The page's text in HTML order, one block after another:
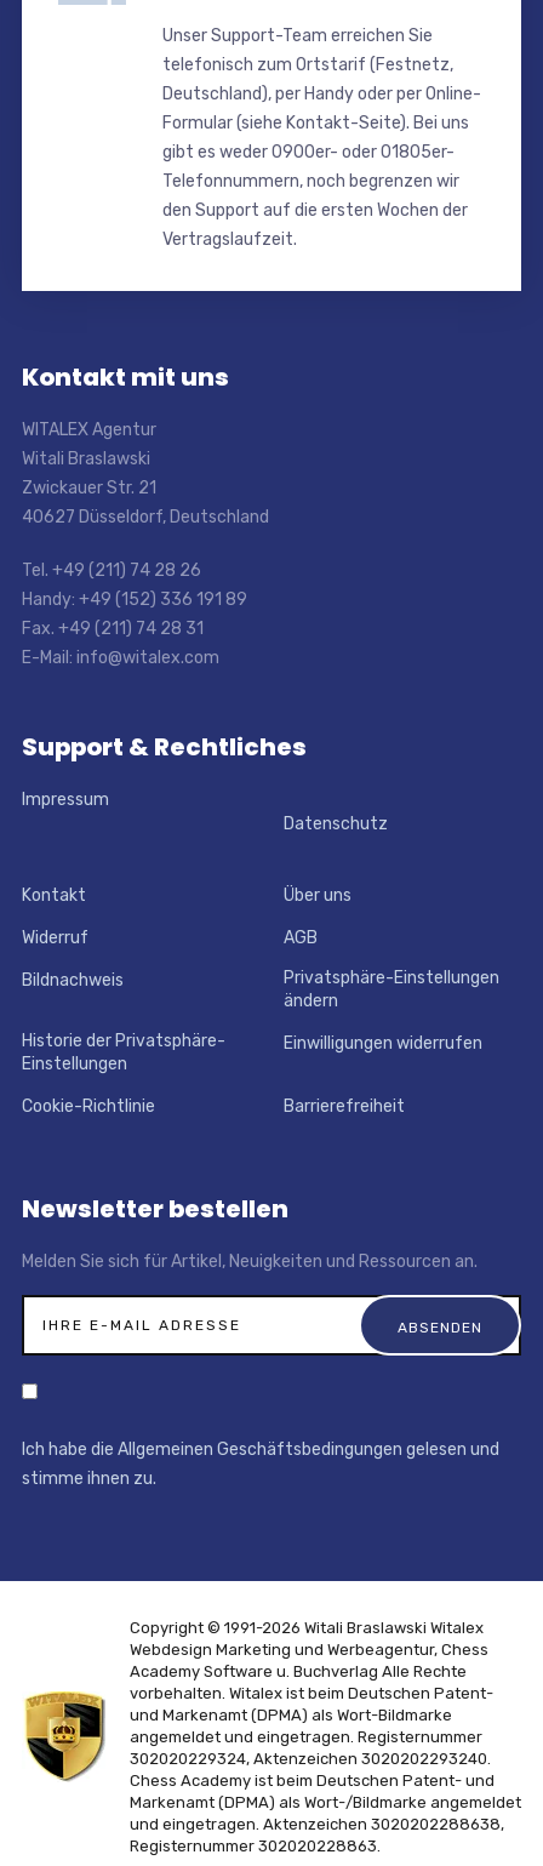
Unser Support-Team erreichen Sie
telefonisch zum Ortstarif (Festnetz,
Deutschland), per Handy oder per Online-
Formular (siehe Kontakt-Seite). Bei uns
gibt es weder 0900er- oder 01805er-
Telefonnummern, noch begrenzen wir
den Support auf die ersten Wochen der
Vertragslaufzeit.
Kontakt mit uns
WITALEX Agentur
Witali Braslawski
Zwickauer Str. 21
40627 Düsseldorf, Deutschland
Tel. +49 (211) 74 28 26
Handy: +49 (152) 336 191 89
Fax. +49 (211) 74 28 31
E-Mail: info@witalex.com
Support & Rechtliches
Impressum
Datenschutz
Kontakt Über uns
Widerruf AGB
Bildnachweis
Privatsphäre-Einstellungen
ändern
Historie der Privatsphäre-
Einstellungen
Einwilligungen widerrufen
Cookie-Richtlinie Barrierefreiheit
Newsletter bestellen
Melden Sie sich für Artikel, Neuigkeiten und Ressourcen an.
Ich habe die Allgemeinen Geschäftsbedingungen gelesen und
stimme ihnen zu.
Copyright © 1991-2026 Witali Braslawski Witalex
Webdesign Marketing und Werbeagentur, Chess
Academy Software u. Buchverlag Alle Rechte
vorbehalten. Witalex ist beim Deutschen Patent-
und Markenamt (DPMA) als Wort-Bildmarke
angemeldet und eingetragen. Registernummer
302020229324, Aktenzeichen 3020202293240.
Chess Academy ist beim Deutschen Patent- und
Markenamt (DPMA) als Wort-/Bildmarke angemeldet
und eingetragen. Aktenzeichen 3020202288638,
Registernummer 302020228863.